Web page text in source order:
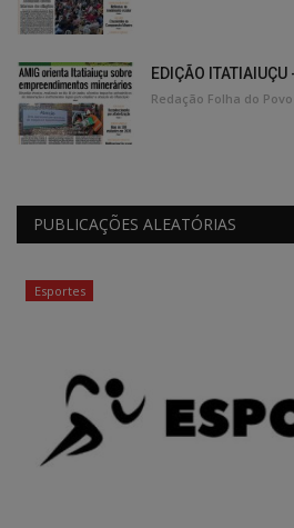
EDIÇÃO
Redação Folha do Povo
PUBLICAÇÕES ALEATÓRIAS
Esportes